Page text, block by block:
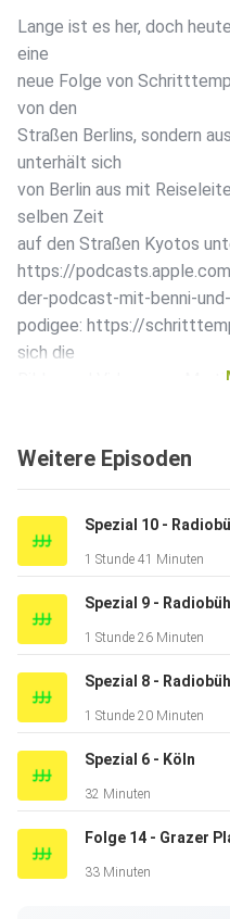
Lange ist es her, doch
eine
neue Folge von
von den
Straßen Berlins, sondern
unterhält sich
von Berlin aus mit
selben Zeit
auf den Straßen Kyotos
https://
der-podcast-mit-benni-
podigee: https://
sich die
Bilder und Videos von
Instagram-Kanal https://
Spass wünschen Benni, Max
Weitere Episoden
1 Stunde 41 Minuten
1 Stunde 26 Minuten
1 Stunde 20 Minuten
Spezial 6 - Köln
32 Minuten
Folge 14 - Grazer
33 Minuten